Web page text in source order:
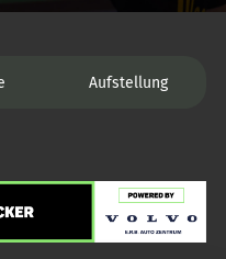
Aufstellung